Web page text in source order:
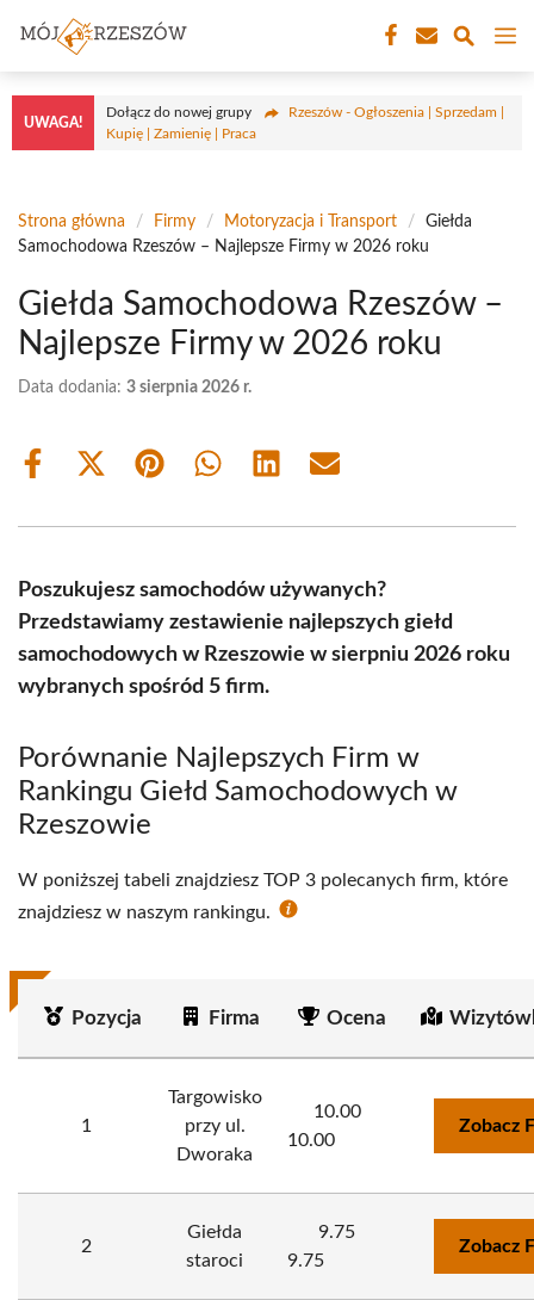
treści
UWAGA!
Dołącz do nowej grupy
Rzeszów - Ogłoszenia | Sprzedam |
Kupię | Zamienię | Praca
Strona główna / Firmy / Motoryzacja i Transport /
Giełda
Samochodowa Rzeszów – Najlepsze Firmy w 2026 roku
Giełda Samochodowa Rzeszów –
Najlepsze Firmy w 2026 roku
Data dodania: 3 sierpnia 2026 r.
Share
Share
(Twitter)
Share Share Share Share
Poszukujesz samochodów używanych?
Przedstawiamy zestawienie najlepszych giełd
samochodowych w Rzeszowie w sierpniu 2026 roku
wybranych spośród 5 firm.
Porównanie Najlepszych Firm w
Rankingu Giełd Samochodowych w
Rzeszowie
W poniższej tabeli znajdziesz TOP 3 polecanych firm, które
znajdziesz w naszym rankingu.
Pozycja Firma Ocena
1
Targowisko
przy ul.
Dworaka
10.00
10.00
Zobacz
2
Giełda
staroci
9.75
9.75
Zobacz